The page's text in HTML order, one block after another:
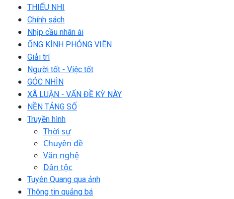
THIẾU NHI
Chính sách
Nhịp cầu nhân ái
ỐNG KÍNH PHÓNG VIÊN
Giải trí
Người tốt - Việc tốt
GÓC NHÌN
XÃ LUẬN - VẤN ĐỀ KỲ NÀY
NỀN TẢNG SỐ
Truyền hình
Thời sự
Chuyên đề
Văn nghệ
Dân tộc
Tuyên Quang qua ảnh
Thông tin quảng bá